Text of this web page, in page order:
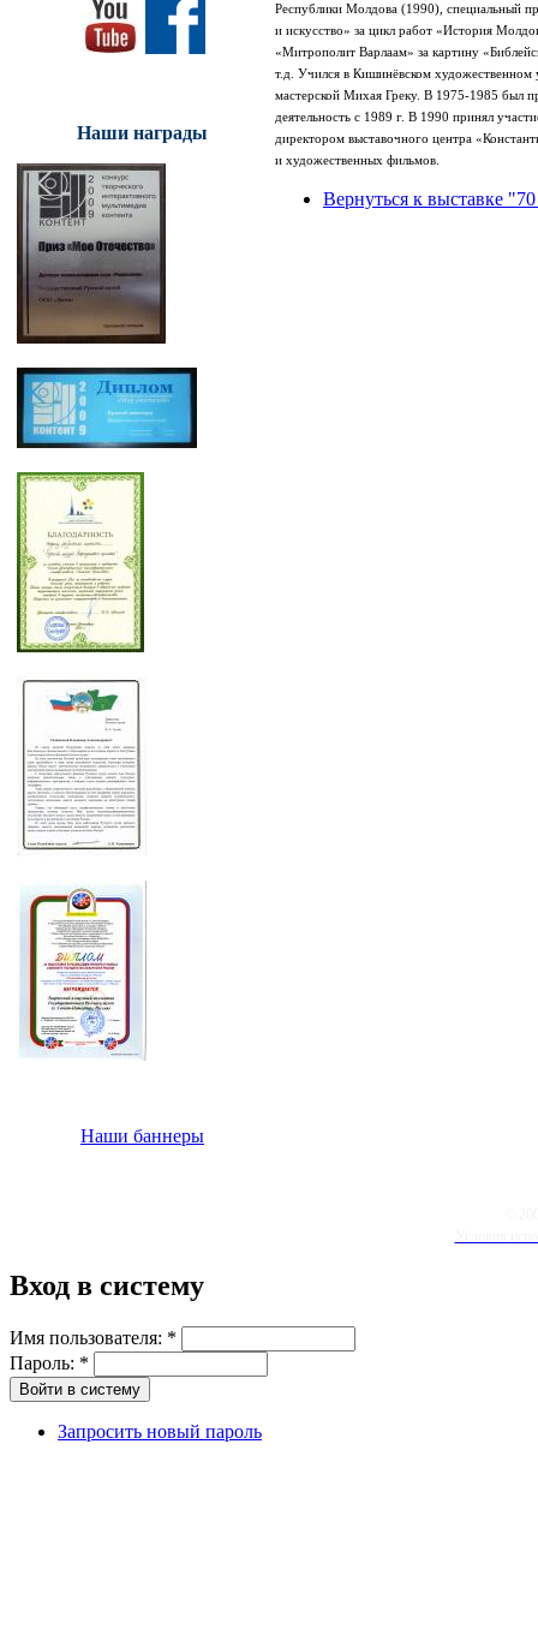
Наши награды
Наши баннеры
Республики Молдова (1990), специальный
и искусство» за цикл работ «История
«Митрополит Варлаам» за картину
т.д. Учился в Кишинёвском
мастерской Михая Греку. В 1975-1985 был
деятельность с 1989 г. В 1990 принял
директором выставочного центра
и художественных фильмов.
Вернуться к выставке
Вход в систему
Имя пользователя: *
Пароль: *
Запросить новый пароль